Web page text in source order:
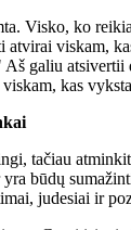
Visko, ko
atvirai viskam,
Aš galiu
kas
tačiau
būdų
judesiai ir